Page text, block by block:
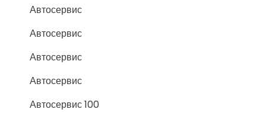
Автосервис
Автосервис
Автосервис
Автосервис
Автосервис 100